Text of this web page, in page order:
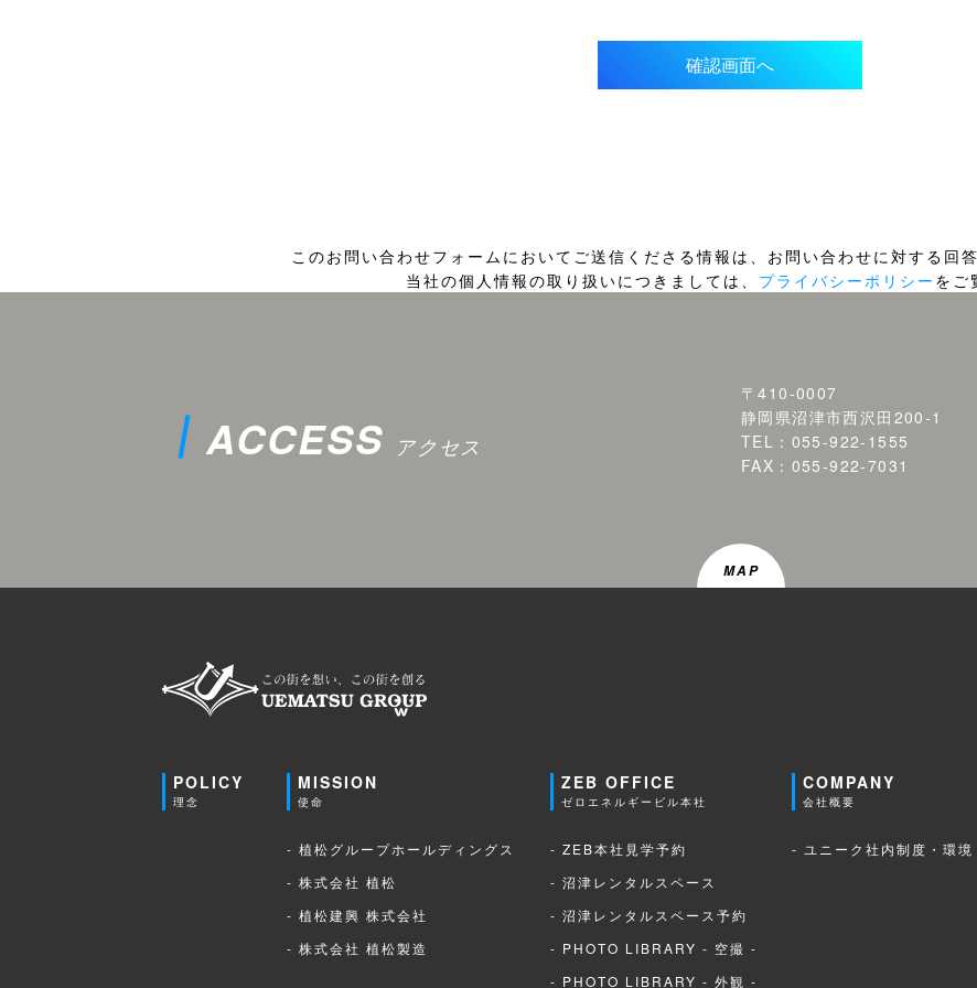
このお問い合わせフォームにおいてご送信くださる情報は、お問い合わせに対する回
当社の個人情報の取り扱いにつきましては、 プライバシーポリシー をご
ACCESS アクセス
〒410-0007
静岡県沼津市西沢田200-1
TEL：055-922-1555
FAX：055-922-7031
MAP
POLICY
理念
MISSION
使命
- 植松グループホールディングス
- 株式会社 植松
- 植松建興 株式会社
- 株式会社 植松製造
ZEB OFFICE
ゼロエネルギービル本社
- ZEB本社見学予約
- 沼津レンタルスペース
- 沼津レンタルスペース予約
- PHOTO LIBRARY - 空撮 -
- PHOTO LIBRARY - 外観 -
COMPANY
会社概要
- ユニーク社内制度・環境